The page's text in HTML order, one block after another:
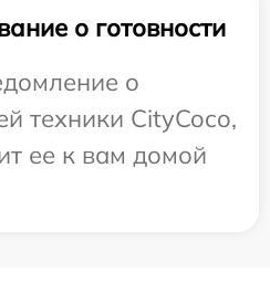
о готовности
о
техники CityCoco,
ее к вам домой